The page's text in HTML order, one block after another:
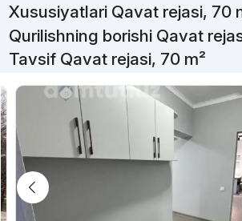
Xususiyatlari Qavat rejasi, 70
Qurilishning borishi Qavat
Tavsif Qavat rejasi, 70 m²